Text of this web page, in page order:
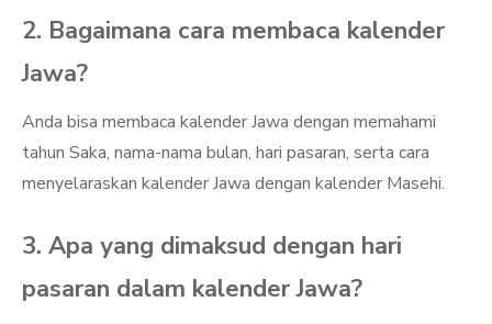
2. Bagaimana cara membaca kalender
Jawa?
Anda bisa membaca kalender Jawa dengan memahami
tahun Saka, nama-nama bulan, hari pasaran, serta cara
menyelaraskan kalender Jawa dengan kalender Masehi.
3. Apa yang dimaksud dengan hari
pasaran dalam kalender Jawa?